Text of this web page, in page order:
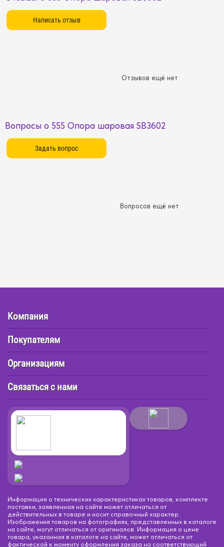
Отзывов ещё нет
Вопросы о 555 Опора шаровая SB3602
Вопросов ещё нет
Компания
Покупателям
Организациям
Связаться с нами
Информация о технических характеристиках товаров, комплекте
поставки, заявленная на сайте может отличаться от
действительных в товаре и носит справочный характер.
Изображения товаров на фотографиях, представленных в каталоге
на сайте, могут отличаться от оригиналов. Информация о цене
товара, указанная в каталоге на сайте, может отличаться от
фактической к моменту оформления заказа на соответствующий